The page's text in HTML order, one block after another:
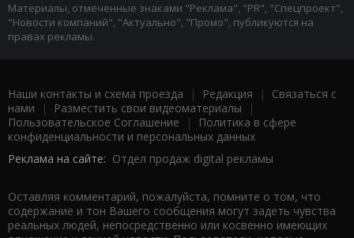
Материалы, отмеченные знаками "Реклама", "PR", "Спецпроект",
"Новости компаний", "Актуально", "Промо", публикуются на
правах рекламы.
Наши контакты и схема проезда | Редакция | Связаться с
нами | Разместить свои видеоматериалы |
Пользовательское Соглашение |
Политика в сфере
конфиденциальности и персональных данных
Реклама на сайте: Отдел продаж digital рекламы
Оставляя комментарий, пожалуйста, помните о том, что
содержание и тон Вашего сообщения могут задеть чувства
реальных людей, непосредственно или косвенно имеющих